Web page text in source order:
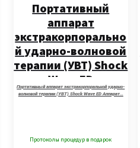
Портативный
аппарат
экстракорпорально
й ударно-волновой
терапии (УВТ) Shock
Wave ED
Портативный аппарат экстракорпоральной ударно-
волновой терапии (УВТ) Shock Wave ED Аппарат…
Протоколы процедур в подарок